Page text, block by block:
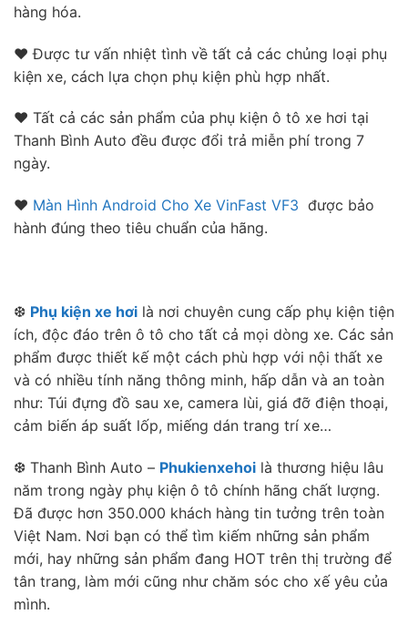
hàng hóa.
❤ Được tư vấn nhiệt tình về tất cả các chủng loại phụ
kiện xe, cách lựa chọn phụ kiện phù hợp nhất.
❤ Tất cả các sản phẩm của phụ kiện ô tô xe hơi tại
Thanh Bình Auto đều được đổi trả miễn phí trong 7
ngày.
❤ Màn Hình Android Cho Xe VinFast VF3 được bảo
hành đúng theo tiêu chuẩn của hãng.
❆ Phụ kiện xe hơi là nơi chuyên cung cấp phụ kiện tiện
ích, độc đáo trên ô tô cho tất cả mọi dòng xe. Các sản
phẩm được thiết kế một cách phù hợp với nội thất xe
và có nhiều tính năng thông minh, hấp dẫn và an toàn
như: Túi đựng đồ sau xe, camera lùi, giá đỡ điện thoại,
cảm biến áp suất lốp, miếng dán trang trí xe…
❆ Thanh Bình Auto – Phukienxehoi là thương hiệu lâu
năm trong ngày phụ kiện ô tô chính hãng chất lượng.
Đã được hơn 350.000 khách hàng tin tưởng trên toàn
Việt Nam. Nơi bạn có thể tìm kiếm những sản phẩm
mới, hay những sản phẩm đang HOT trên thị trường để
tân trang, làm mới cũng như chăm sóc cho xế yêu của
mình.